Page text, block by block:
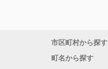
市区町村から探す
町名から探す